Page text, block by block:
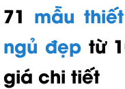
71 mẫu
ngủ đẹp từ
giá chi tiết